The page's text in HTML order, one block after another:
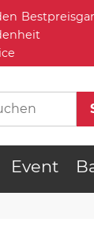
Event